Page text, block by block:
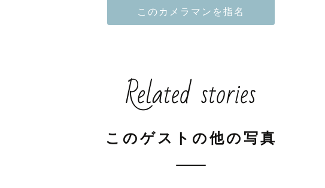
お誕生日のなどの記念日も。
Related stories
このゲストの他の写真